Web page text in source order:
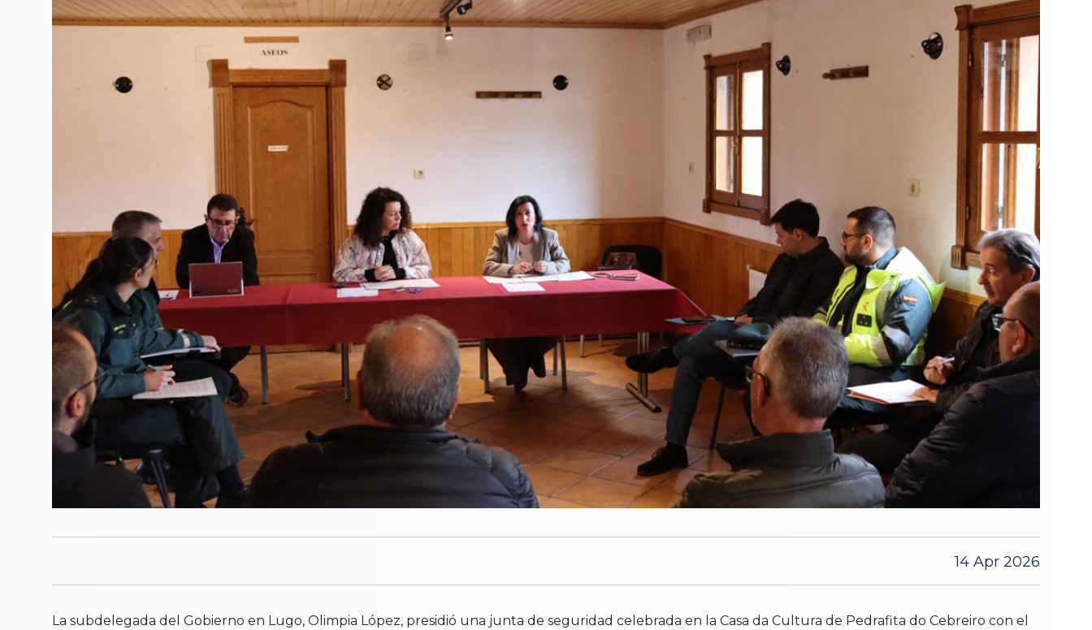
14 Apr 2026
La subdelegada del Gobierno en Lugo, Olimpia López, presidió una junta de seguridad celebrada en la Casa da Cultura de Pedrafita do Cebreiro con el